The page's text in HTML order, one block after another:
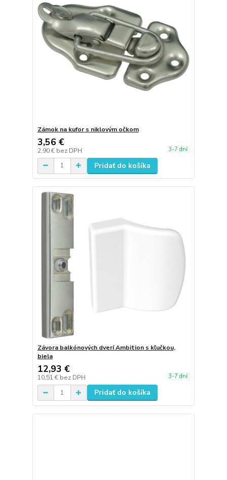
Zámok na kufor s niklovým očkom
3,56 €
2,90 € bez DPH 3-7 dní
Pridať do košíka
Závora balkónových dverí Ambition s kľučkou,
biela
12,93 €
10,51 € bez DPH 3-7 dní
Pridať do košíka